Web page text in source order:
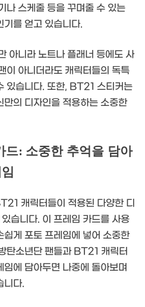
나 스케줄 등을 꾸며줄 수 있는
기를 얻고 있습니다.
아니라 노트나 플래너 등에도 사
이 아니더라도 캐릭터들의 독특
있습니다. 또한, BT21 스티커는
의 디자인을 적용하는 소중한
: 소중한 추억을 담아
캐릭터들이 적용된 다양한 디
습니다. 이 프레임 카드를 사용
게 포토 프레임에 넣어 소중한
탄소년단 팬들과 BT21 캐릭터
에 담아두면 나중에 돌아보며
니다.